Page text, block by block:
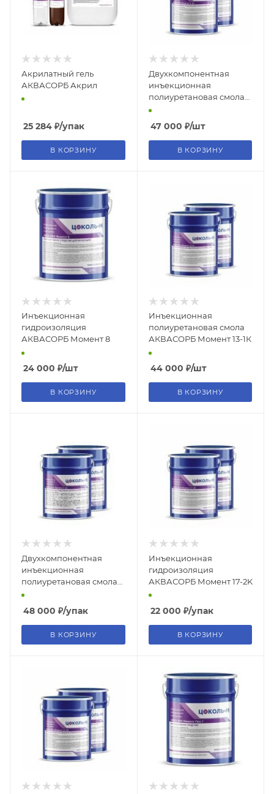
Акрилатный гель
АКВАСОРБ Акрил
25 284 ₽/упак
В КОРЗИНУ
Двухкомпонентная
инъекционная
полиуретановая смола
АКВАСОРБ Момент 5-2K
47 000 ₽/шт
В КОРЗИНУ
Инъекционная
гидроизоляция
АКВАСОРБ Момент 8
24 000 ₽/шт
В КОРЗИНУ
Инъекционная
полиуретановая смола
АКВАСОРБ Момент 13-1К
44 000 ₽/шт
В КОРЗИНУ
Двухкомпонентная
инъекционная
полиуретановая смола
АКВАСОРБ Момент 9-2K
48 000 ₽/упак
В КОРЗИНУ
Инъекционная
гидроизоляция
АКВАСОРБ Момент 17-2K
22 000 ₽/упак
В КОРЗИНУ